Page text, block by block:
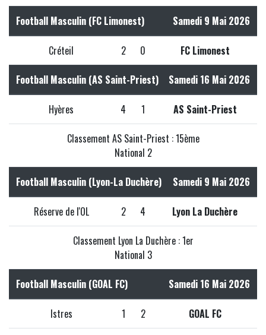
Football Masculin (FC Limonest) Samedi 9 Mai 2026
Créteil 2 0 FC Limonest
Football Masculin (AS Saint-Priest) Samedi 16 Mai 2026
Hyères 4 1 AS Saint-Priest
Classement AS Saint-Priest : 15ème
National 2
Football Masculin (Lyon-La Duchère) Samedi 9 Mai 2026
Réserve de l'OL 2 4 Lyon La Duchère
Classement Lyon La Duchère : 1er
National 3
Football Masculin (GOAL FC) Samedi 16 Mai 2026
Istres 1 2 GOAL FC